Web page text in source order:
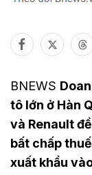
BNEWS
tô lớn ở Hàn
và Renault
bất chấp
xuất khẩu